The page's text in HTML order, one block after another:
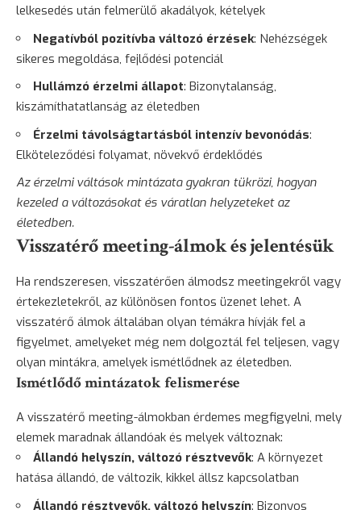
lelkesedés után felmerülő akadályok, kételyek
Negatívból pozitívba változó érzések: Nehézségek
sikeres megoldása, fejlődési potenciál
Hullámzó érzelmi állapot: Bizonytalanság,
kiszámíthatatlanság az életedben
Érzelmi távolságtartásból intenzív bevonódás:
Elköteleződési folyamat, növekvő érdeklődés
Az érzelmi váltások mintázata gyakran tükrözi, hogyan
kezeled a változásokat és váratlan helyzeteket az
életedben.
Visszatérő meeting-álmok és jelentésük
Ha rendszeresen, visszatérően álmodsz meetingekről vagy
értekezletekről, az különösen fontos üzenet lehet. A
visszatérő álmok általában olyan témákra hívják fel a
figyelmet, amelyeket még nem dolgoztál fel teljesen, vagy
olyan mintákra, amelyek ismétlődnek az életedben.
Ismétlődő mintázatok felismerése
A visszatérő meeting-álmokban érdemes megfigyelni, mely
elemek maradnak állandóak és melyek változnak:
Állandó helyszín, változó résztvevők: A környezet
hatása állandó, de változik, kikkel állsz kapcsolatban
Állandó résztvevők, változó helyszín: Bizonyos